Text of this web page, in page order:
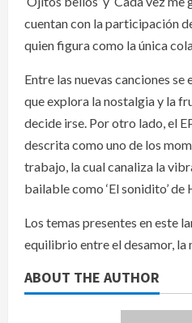
cuentan con la participación
quien figura como la única
Entre las nuevas canciones se
que explora la nostalgia y la
decide irse. Por otro lado, el
descrita como uno de los
trabajo, la cual canaliza la
bailable como ‘El sonidito’
Los temas presentes en este
equilibrio entre el desamor, la
ABOUT THE AUTHOR